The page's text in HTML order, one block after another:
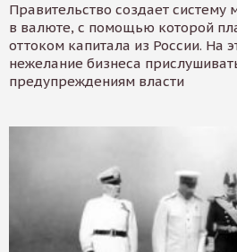
Правительство создает систему
в валюте, с помощью которой
оттоком капитала из России. На
нежелание бизнеса
предупреждениям власти